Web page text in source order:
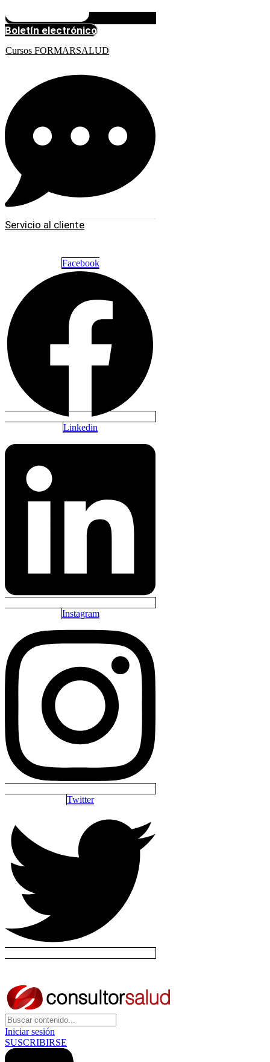
Boletín electrónico
Cursos FORMARSALUD
Servicio al cliente
Facebook
Linkedin
Instagram
Twitter
Iniciar sesión
SUSCRIBIRSE